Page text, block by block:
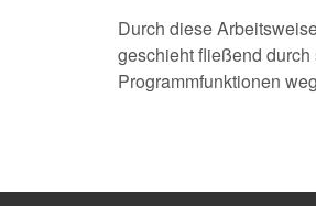
Durch diese
geschieht fließend
Programmfunktionen